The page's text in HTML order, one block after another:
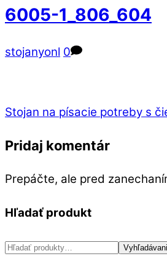
6005-1_806_604
stojanyonl 0
Stojan na písacie potreby s
Pridaj komentár
Prepáčte, ale pred
Hľadať produkt
Hľadať: